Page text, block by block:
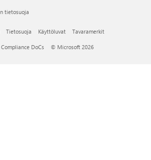
tietosuoja
Tietosuoja Käyttöluvat Tavaramerkit
Compliance DoCs © Microsoft 2026